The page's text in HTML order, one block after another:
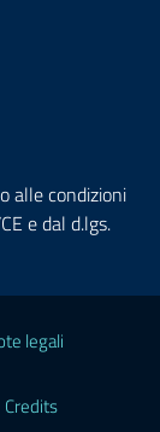
alle condizioni
e dal d.lgs.
legali
Credits